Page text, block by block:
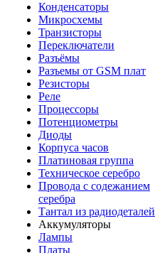
Конденсаторы
Микросхемы
Транзисторы
Переключатели
Разъёмы
Разъемы от GSM плат
Резисторы
Реле
Процессоры
Потенциометры
Диоды
Корпуса часов
Платиновая группа
Техническое серебро
Провода с содежанием
серебра
Тантал из радиодеталей
Аккумуляторы
Лампы
Платы